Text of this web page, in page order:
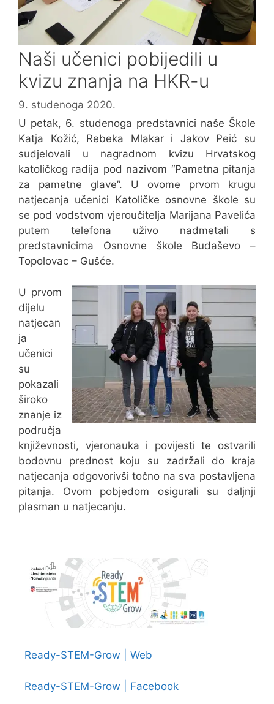
Naši učenici pobijedili u
kvizu znanja na HKR-u
9. studenoga 2020.
U petak, 6. studenoga predstavnici naše Škole
Katja Kožić, Rebeka Mlakar i Jakov Peić su
sudjelovali u nagradnom kvizu Hrvatskog
katoličkog radija pod nazivom “Pametna pitanja
za pametne glave”. U ovome prvom krugu
natjecanja učenici Katoličke osnovne škole su
se pod vodstvom vjeroučitelja Marijana Pavelića
putem telefona uživo nadmetali s
predstavnicima Osnovne škole Budaševo –
Topolovac – Gušće.
U prvom
dijelu
natjecan
ja
učenici
su
pokazali
široko
znanje iz
područja
književnosti, vjeronauka i povijesti te ostvarili
bodovnu prednost koju su zadržali do kraja
natjecanja odgovorivši točno na sva postavljena
pitanja. Ovom pobjedom osigurali su daljnji
plasman u natjecanju.
Ready-STEM-Grow | Web
Ready-STEM-Grow | Facebook